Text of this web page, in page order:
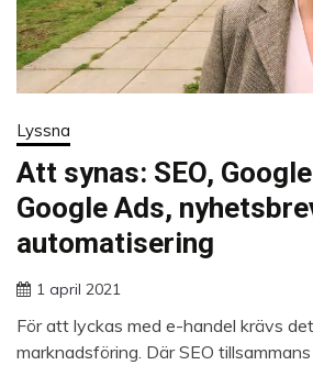
Lyssna
Att synas: SEO,
Google Ads,
automatisering
1 april 2021
För att lyckas med e-handel krävs
marknadsföring. Där SEO